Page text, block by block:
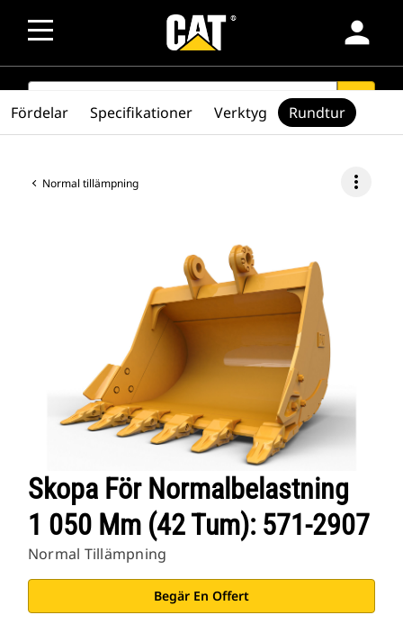
person
SEARCH search
Normal tillämpning more_vert
Skopa För Normalbelastning
1 050 Mm (42 Tum): 571-2907
Normal Tillämpning
Begär En Offert
Fördelar Specifikationer Verktyg Rundtur